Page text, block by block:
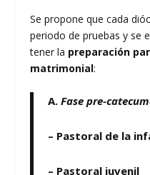
Se propone que cada
periodo de pruebas y se
tener la preparación
matrimonial:
A.Fase pre-
– Pastoral de la
– Pastoral juvenil